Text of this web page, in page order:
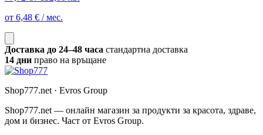
от 6,48 € / мес.
Доставка до 24–48 часа стандартна доставка
14 дни право на връщане
Shop777.net · Evros Group
Shop777.net — онлайн магазин за продукти за красота, здраве,
дом и бизнес. Част от Evros Group.